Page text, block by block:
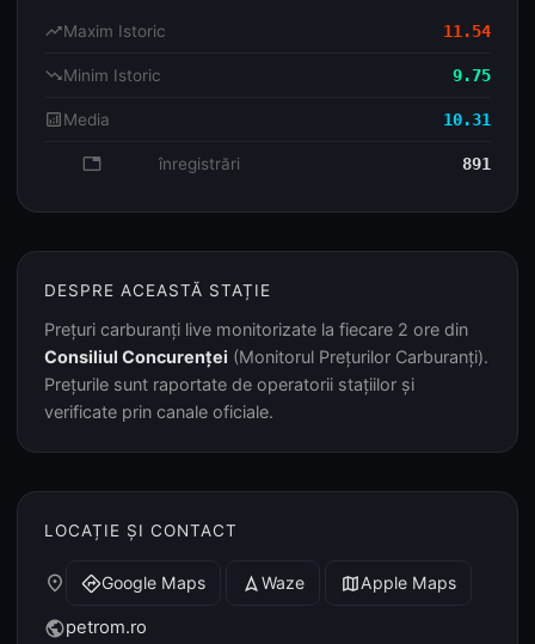
trending_upMaxim Istoric 11.54
trending_downMinim Istoric 9.75
analyticsMedia 10.31
database înregistrări 891
DESPRE ACEASTĂ STAȚIE
Prețuri carburanți live monitorizate la fiecare 2 ore din
Consiliul Concurenței (Monitorul Prețurilor Carburanți).
Prețurile sunt raportate de operatorii stațiilor și
verificate prin canale oficiale.
LOCAȚIE ȘI CONTACT
place directionsGoogle Maps navigation Waze mapApple Maps
publicpetrom.ro